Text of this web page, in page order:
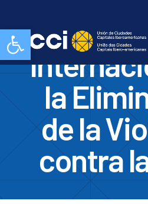
Abrir barra de herramientasDía
la
de la
contra